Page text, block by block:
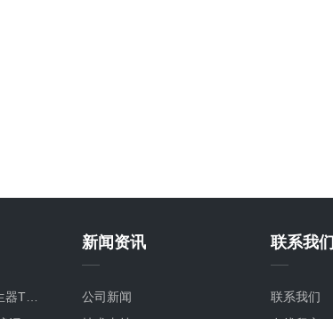
半导体雷击浪涌发生器TVS8/20TC
新闻资讯
公司新闻
联系我们
联系我们